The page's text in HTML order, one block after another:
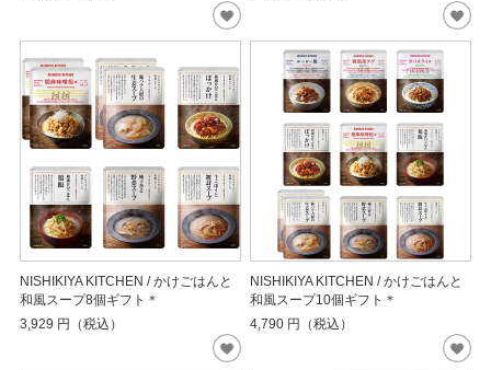
NISHIKIYA KITCHEN / かけごはんと
和風スープ8個ギフト＊
3,929 円（税込）
NISHIKIYA KITCHEN / かけごはんと
和風スープ10個ギフト＊
4,790 円（税込）